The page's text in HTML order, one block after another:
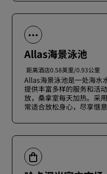
Allas海景泳池
距离酒店0.58英里/0.93公里
Allas海景泳池是一处海水
提供丰富多样的服务和活
放，桑拿室每天加热。采
常适合放松身心，尽享惬意